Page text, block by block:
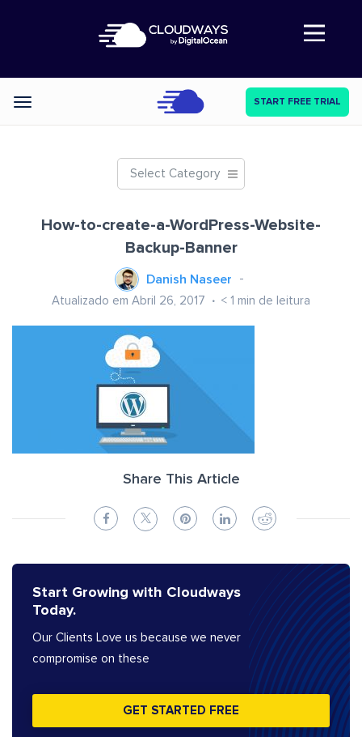
Abre a navegação
Categories START FREE TRIAL
Select Category
How-to-create-a-WordPress-Website-
Backup-Banner
Danish Naseer
Atualizado em Abril 26, 2017 < 1 min de leitura
Share This Article
Start Growing with Cloudways
Today.
Our Clients Love us because we never
compromise on these
GET STARTED FREE